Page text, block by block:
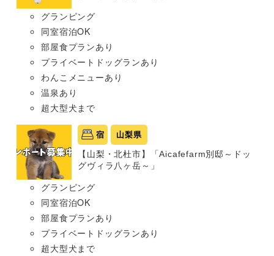
グランピング
同室宿泊OK
部屋食プランあり
プライベートドッグランあり
わんこメニューあり
温泉あり
超大型犬まで
宿 山梨県
【山梨・北杜市】「Aicafefarm別邸～ドッ
グヴィラ八ヶ岳～」
グランピング
同室宿泊OK
部屋食プランあり
プライベートドッグランあり
超大型犬まで